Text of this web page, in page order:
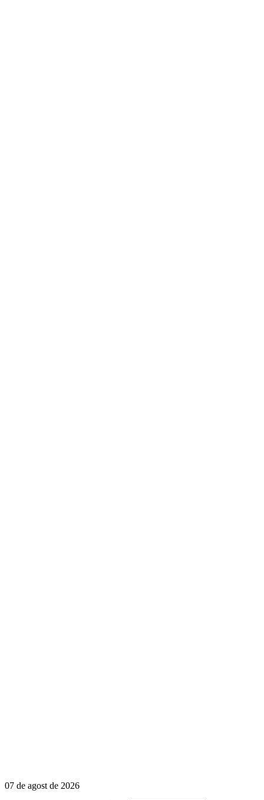
07 de agost de 2026